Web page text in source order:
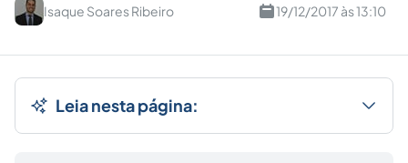
Isaque Soares Ribeiro 19/12/2017 às 13:10
Leia nesta página: